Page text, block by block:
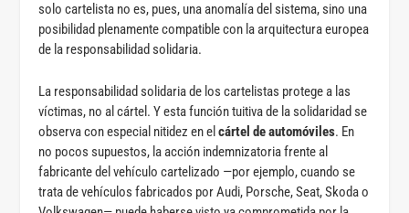
solo cartelista no es, pues, una anomalía del sistema, sino una
posibilidad plenamente compatible con la arquitectura europea
de la responsabilidad solidaria.
La responsabilidad solidaria de los cartelistas protege a las
víctimas, no al cártel. Y esta función tuitiva de la solidaridad se
observa con especial nitidez en elcártel de automóviles. En
no pocos supuestos, la acción indemnizatoria frente al
fabricante del vehículo cartelizado —por ejemplo, cuando se
trata de vehículos fabricados por Audi, Porsche, Seat, Skoda o